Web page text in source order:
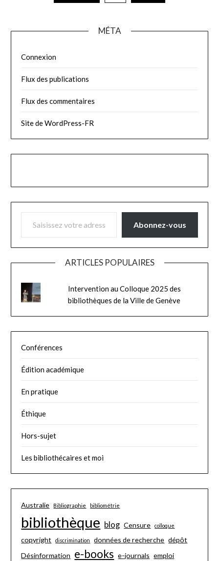
MÉTA
Connexion
Flux des publications
Flux des commentaires
Site de WordPress-FR
SAISISSEZ VOTRE ADRESSE E-MAIL…
Abonnez-vous
ARTICLES POPULAIRES
Intervention au Colloque 2025 des
bibliothèques de la Ville de Genève
Conférences
Édition académique
En pratique
Éthique
Hors-sujet
Les bibliothécaires et moi
Australie Bibliographie bibliométrie
bibliothèque blog Censure colloque
copyright discrimination données de recherche dépôt
Désinformation e-books e-journals emploi